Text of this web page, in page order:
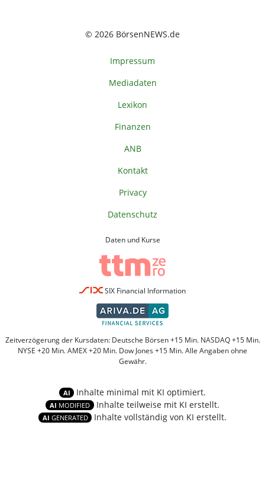
© 2026 BörsenNEWS.de
Impressum
Mediadaten
Lexikon
Finanzen
ANB
Kontakt
Privacy
Datenschutz
Daten und Kurse
SIX Financial Information
Zeitverzögerung der Kursdaten: Deutsche Börsen +15 Min. NASDAQ +15 Min.
NYSE +20 Min. AMEX +20 Min. Dow Jones +15 Min. Alle Angaben ohne
Gewähr.
AI Inhalte minimal mit KI optimiert.
AI MODIFIED Inhalte teilweise mit KI erstellt.
AI GENERATED Inhalte vollständig von KI erstellt.